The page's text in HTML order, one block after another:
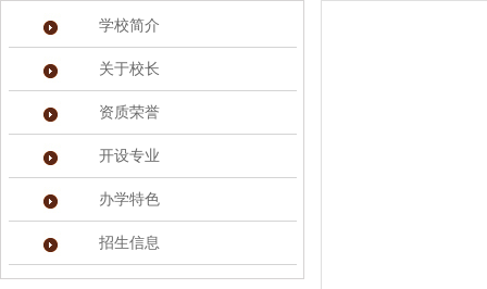
学校简介
关于校长
资质荣誉
开设专业
办学特色
招生信息